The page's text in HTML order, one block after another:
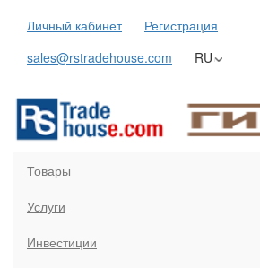
Личный кабинет
Регистрация
sales@rstradehouse.com
RU
Товары
Услуги
Инвестиции